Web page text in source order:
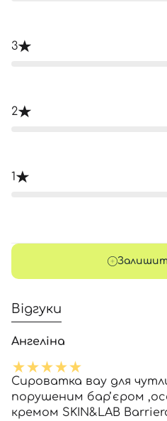
3
2
1
Відгуки
Ангеліна
Сироватка вау для
порушеним барʼєром
кремом SKIN&LAB